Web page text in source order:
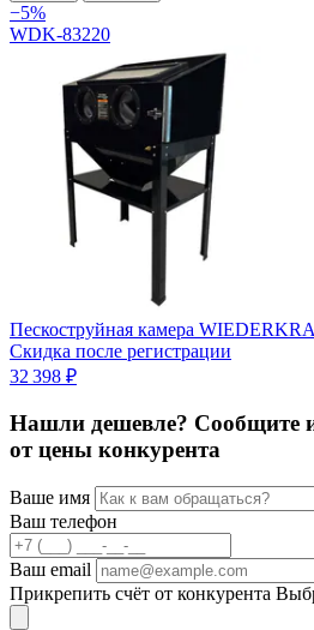
−5%
WDK-83220
Пескоструйная камера
Скидка после регистрации
32 398 ₽
Нашли дешевле? Сообщите
от цены конкурента
Ваше имя
Ваш телефон
Ваш email
Прикрепить счёт от конкурента